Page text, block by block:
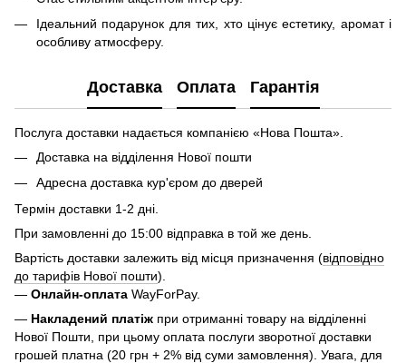
Ідеальний подарунок для тих, хто цінує естетику, аромат і
особливу атмосферу.
Доставка Оплата Гарантія
Послуга доставки надається компанією «Нова Пошта».
Доставка на відділення Нової пошти
Адресна доставка кур'єром до дверей
Термін доставки 1-2 дні.
При замовленні до 15:00 відправка в той же день.
Вартість доставки залежить від місця призначення (відповідно
до тарифів Нової пошти).
— Онлайн-оплата WayForPay.
— Накладений платіж при отриманні товару на відділенні
Нової Пошти, при цьому оплата послуги зворотної доставки
грошей платна (20 грн + 2% від суми замовлення). Увага, для